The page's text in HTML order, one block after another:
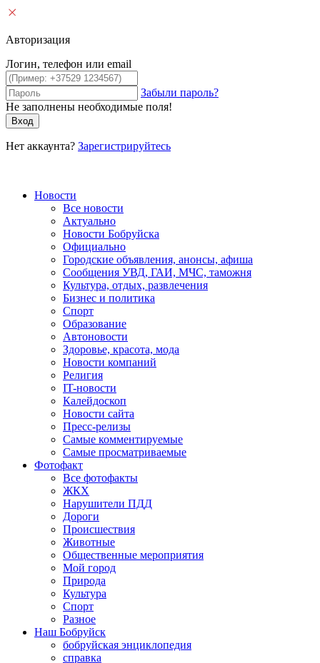
Авторизация
Логин, телефон или email
Забыли пароль?
Не заполнены необходимые поля!
Вход
Нет аккаунта? Зарегистрируйтесь
Новости
Все новости
Актуально
Новости Бобруйска
Официально
Городские объявления, анонсы, афиша
Сообщения УВД, ГАИ, МЧС, таможня
Культура, отдых, развлечения
Бизнес и политика
Спорт
Образование
Автоновости
Здоровье, красота, мода
Новости компаний
Религия
IT-новости
Калейдоскоп
Новости сайта
Пресс-релизы
Самые комментируемые
Самые просматриваемые
Фотофакт
Все фотофакты
ЖКХ
Нарушители ПДД
Дороги
Происшествия
Животные
Общественные мероприятия
Мой город
Природа
Культура
Спорт
Разное
Наш Бобруйск
бобруйская энциклопедия
справка